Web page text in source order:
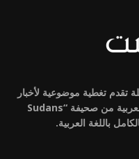
تغطية موضوعية لأخبار
السودان وجنوب السودان، وهي النسخة العربية من صحيفة “Sudans